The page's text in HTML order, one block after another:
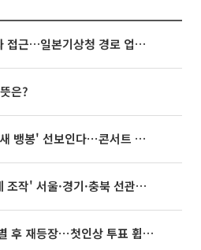
태풍 '돌핀' 오키나와 접근…일본기상청 경로 업데이트
은?
빅뱅, 20주년 기념 '새 뱅봉' 선보인다⋯콘서트 앞두고 팝업 개최
울·경기·충북 선관위 등 추가 압수수색
‘나솔사계’ 국화, 결별 후 재등장⋯첫인상 투표 휩쓸고 ‘인기녀’ 등극